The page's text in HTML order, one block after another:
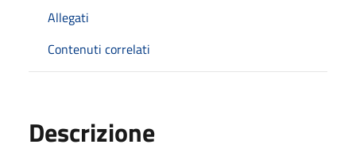
Allegati
Contenuti correlati
Descrizione